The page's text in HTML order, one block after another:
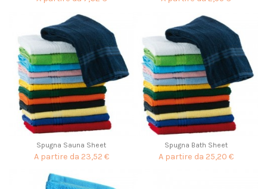
Spugna Sauna Sheet
A partire da 23,52 €
Spugna Bath Sheet
A partire da 25,20 €